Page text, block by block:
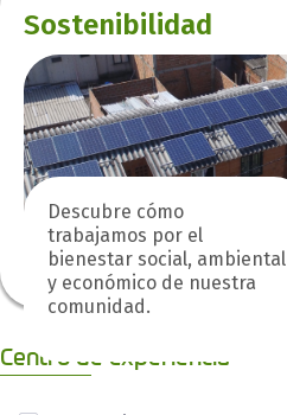
Sostenibilidad
Descubre cómo
trabajamos por el
bienestar social, ambiental
y económico de nuestra
comunidad.
Centro de experiencia